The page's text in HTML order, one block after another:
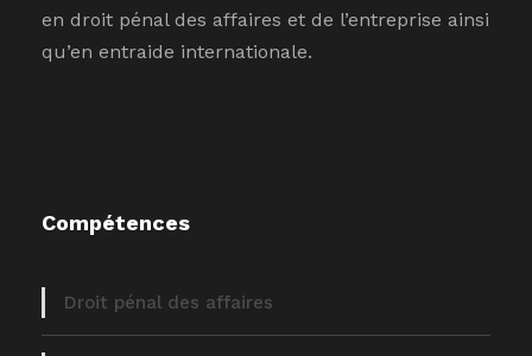
en droit pénal des affaires et de l’entreprise ainsi
qu’en entraide internationale.
Compétences
Droit pénal des affaires